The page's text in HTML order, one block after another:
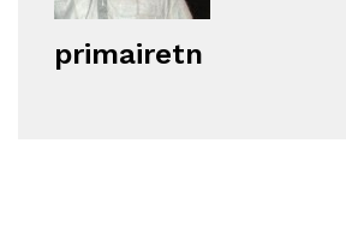
primairetn